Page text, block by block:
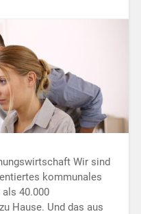
Wir sind
kommunales
40.000
Hause. Und das aus